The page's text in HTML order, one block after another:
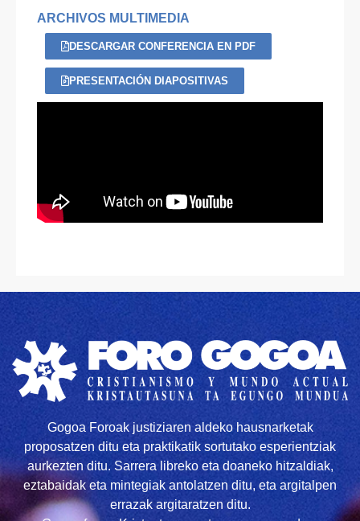
ARCHIVOS MULTIMEDIA
DESCARGAR CONFERENCIA EN PDF
PRESENTACIÓN DIAPOSITIVAS
Gogoa Foroak justiziaren aldeko hausnarketak
proposatzen ditu eta praktikatik sortutako esperientziak
aurkezten ditu. Sarrera libreko eta doaneko hitzaldiak,
eztabaidak eta mintegiak antolatzen ditu, eta argitalpen
errazak argitaratzen ditu.